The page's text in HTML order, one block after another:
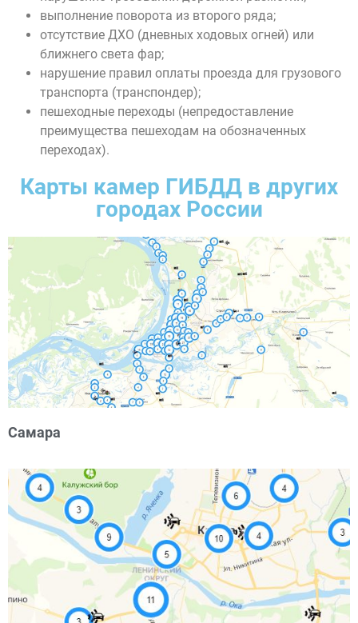
выполнение поворота из второго ряда;
отсутствие ДХО (дневных ходовых огней) или
ближнего света фар;
нарушение правил оплаты проезда для грузового
транспорта (транспондер);
пешеходные переходы (непредоставление
преимущества пешеходам на обозначенных
переходах).
Карты камер ГИБДД в других
городах России
Самара